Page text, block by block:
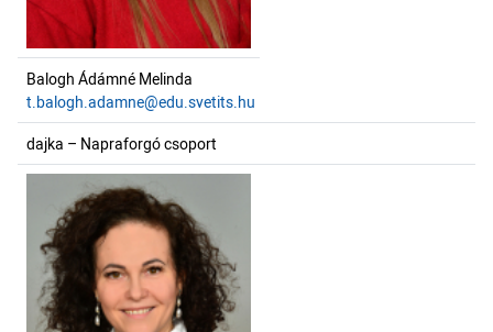
Balogh Ádámné Melinda
t.balogh.adamne@edu.svetits.hu
dajka – Napraforgó csoport